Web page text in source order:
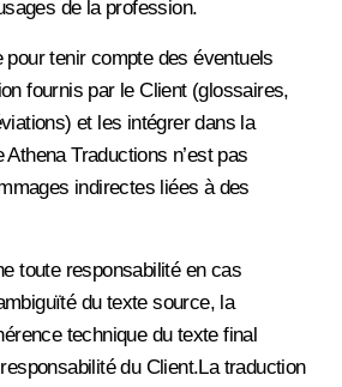
de la profession.
tenir compte des éventuels
fournis par le Client (glossaires,
et les intégrer dans la
Traductions n’est pas
indirectes liées à des
toute responsabilité en cas
du texte source, la
technique du texte final
du Client.La traduction